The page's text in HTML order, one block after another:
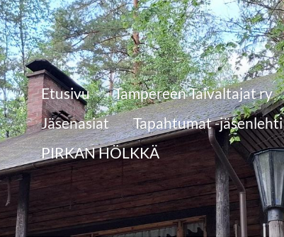
Etusivu Tampereen Taivaltajat ry
Jäsenasiat
Tapahtumat -jäsenlehti
PIRKAN HÖLKKÄ